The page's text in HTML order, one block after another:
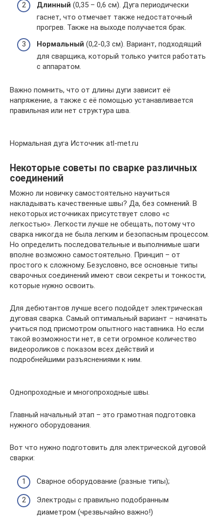
Длинный (0,35 – 0,6 см). Дуга периодически
гаснет, что отмечает также недостаточный
прогрев. Также на выходе получается брак.
Нормальный (0,2-0,3 см). Вариант, подходящий
для сварщика, который только учится работать
с аппаратом.
Важно помнить, что от длины дуги зависит её
напряжение, а также с её помощью устанавливается
правильная или нет структура шва.
Нормальная дуга Источник atl-met.ru
Некоторые советы по сварке различных
соединений
Можно ли новичку самостоятельно научиться
накладывать качественные швы? Да, без сомнений. В
некоторых источниках присутствует слово «с
легкостью». Легкости лучше не обещать, потому что
сварка никогда не была легким и безопасным процессом.
Но определить последовательные и выполнимые шаги
вполне возможно самостоятельно. Принцип – от
простого к сложному. Безусловно, все основные типы
сварочных соединений имеют свои секреты и тонкости,
которые нужно освоить.
Для дебютантов лучше всего подойдет электрическая
дуговая сварка. Самый оптимальный вариант – начинать
учиться под присмотром опытного наставника. Но если
такой возможности нет, в сети огромное количество
видеороликов с показом всех действий и
подробнейшими разъяснениями к ним.
Однопроходные и многопроходные швы.
Главный начальный этап – это грамотная подготовка
нужного оборудования.
Вот что нужно подготовить для электрической дуговой
сварки:
Сварное оборудование (разные типы);
Электроды с правильно подобранным
диаметром (чрезвычайно важно!)